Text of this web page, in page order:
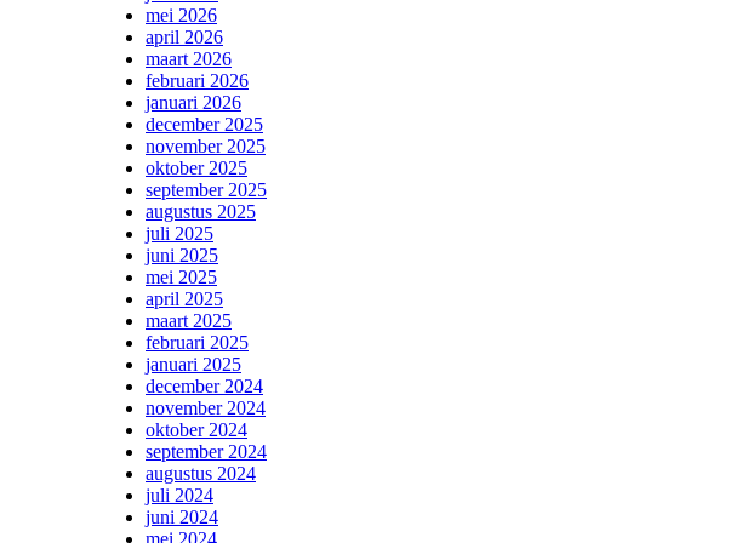
mei 2026
april 2026
maart 2026
februari 2026
januari 2026
december 2025
november 2025
oktober 2025
september 2025
augustus 2025
juli 2025
juni 2025
mei 2025
april 2025
maart 2025
februari 2025
januari 2025
december 2024
november 2024
oktober 2024
september 2024
augustus 2024
juli 2024
juni 2024
mei 2024